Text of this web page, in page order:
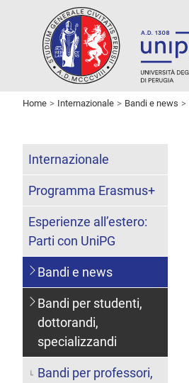
Home Internazionale Bandi e news
Internazionale
Programma Erasmus+
Esperienze all’estero:
Parti con UniPG
Bandi e news
Bandi per studenti,
dottorandi,
specializzandi
Bandi per professori,